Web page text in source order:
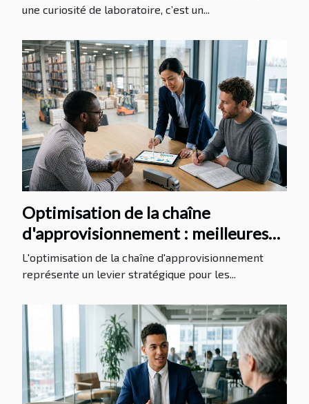
une curiosité de laboratoire, c’est un...
Optimisation de la chaîne
d'approvisionnement : meilleures
pratiques et stratégies
L'optimisation de la chaîne d'approvisionnement
représente un levier stratégique pour les...